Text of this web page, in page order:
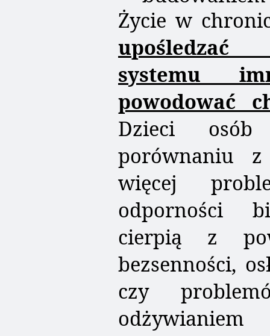
Życie w
systemu
powodować
Dzieci
porównaniu
więcej
odporności
cierpią z
bezsenności,
czy